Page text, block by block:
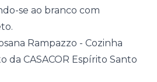
se ao branco com